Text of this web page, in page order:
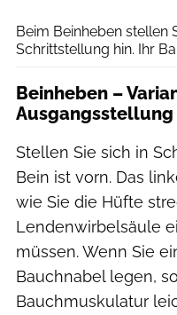
Beim Beinheben stellen
Schrittstellung hin. Ihr
Beinheben –
Ausgangsstellung
Stellen Sie sich in
Bein ist vorn. Das
wie Sie die Hüfte
Lendenwirbelsäule
müssen. Wenn Sie
Bauchnabel legen,
Bauchmuskulatur